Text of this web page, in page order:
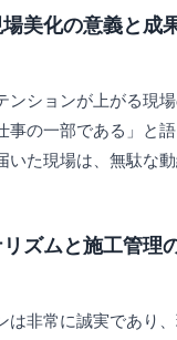
美化の意義と成
ンションが上がる現
事の一部である」と
いた現場は、無駄な
ズムと施工管理
は非常に誠実であり